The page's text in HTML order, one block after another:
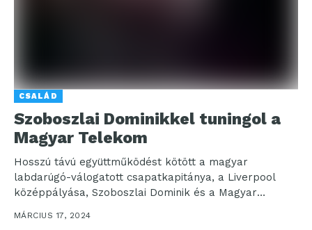
CSALÁD
Szoboszlai Dominikkel tuningol a
Magyar Telekom
Hosszú távú együttműködést kötött a magyar
labdarúgó-válogatott csapatkapitánya, a Liverpool
középpályása, Szoboszlai Dominik és a Magyar
válogatott...
MÁRCIUS 17, 2024